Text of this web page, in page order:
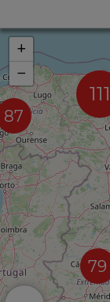
87
111
79
+
−